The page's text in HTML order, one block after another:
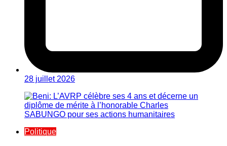
28 juillet 2026
Politique